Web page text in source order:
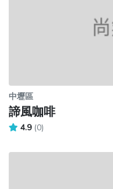
中壢區
諦風咖啡
4.9 (0)